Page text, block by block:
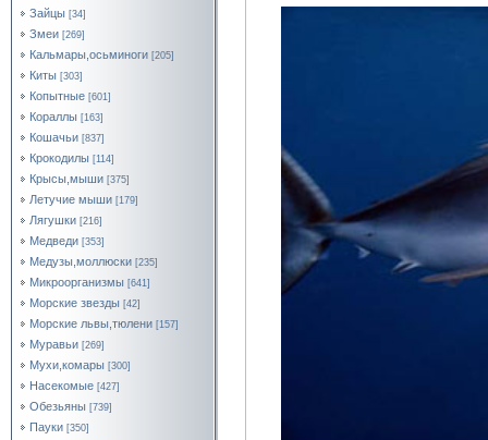
Зайцы [34]
Змеи [269]
Кальмары,осьминоги [205]
Киты [303]
Копытные [601]
Кораллы [163]
Кошачьи [837]
Крокодилы [114]
Крысы,мыши [375]
Летучие мыши [179]
Лягушки [216]
Медведи [353]
Медузы,моллюски [235]
Микроорганизмы [641]
Морские звезды [42]
Морские львы,тюлени [157]
Муравьи [269]
Мухи,комары [300]
Насекомые [427]
Обезьяны [739]
Пауки [350]